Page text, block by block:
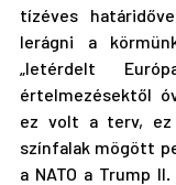
tízéves
lerágni a
„letérdelt
értelmezésektől
ez volt a terv, ez
színfalak mögött
a NATO a Trump